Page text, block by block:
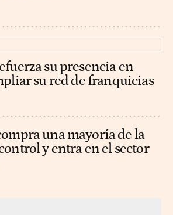
su presencia en
su red de franquicias
una mayoría de la
y entra en el sector